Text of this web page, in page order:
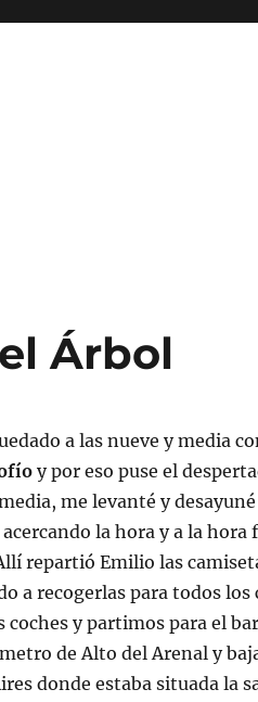
Árbol
a las nueve y media
y por eso puse el
me levanté y
la hora y a la
repartió Emilio las
a recogerlas para todos
coches y partimos para el
de Alto del Arenal y
donde estaba situada la